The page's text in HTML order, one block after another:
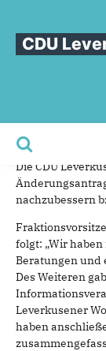
CDU
Sie
CDU
04.05.2023
Pressemitteilung
Die CDU
nachzubessern
folgt: „Wir
Beratungen und
Des Weiteren
Leverkusener
haben